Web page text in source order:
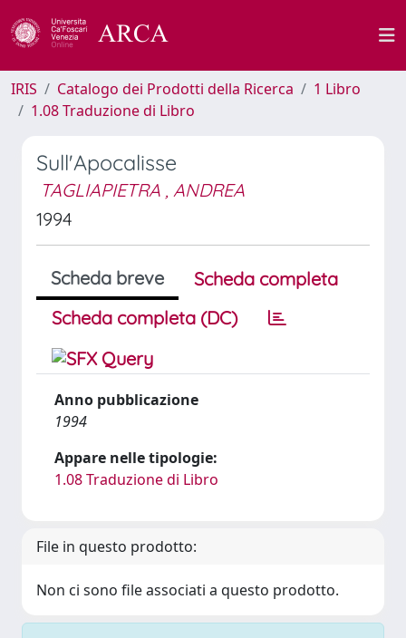
IRIS Catalogo dei Prodotti della Ricerca
1 Libro
1.08 Traduzione di Libro
Sull'Apocalisse
TAGLIAPIETRA , ANDREA
1994
Scheda breve
Scheda completa
Scheda completa (DC)
Anno pubblicazione
1994
Appare nelle tipologie:
1.08 Traduzione di Libro
File in questo prodotto:
Non ci sono file associati a questo prodotto.